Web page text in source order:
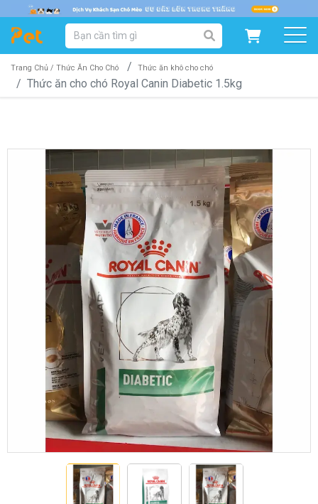
DANH MỤC SẢN PHẨM
SẢN PHẨM DÀNH CHO MÈO SẢN PHẨM DÀNH CHO CHÓ
GIỚI THIỆU
DỊCH VỤ
Khách sạn chó mèo Spa chó mèo
Dịch vụ cắt tỉa lông chó
Trang Chủ / Thức Ăn Cho Chó Thức ăn khô cho chó
Thức ăn cho chó Royal Canin Diabetic 1.5kg